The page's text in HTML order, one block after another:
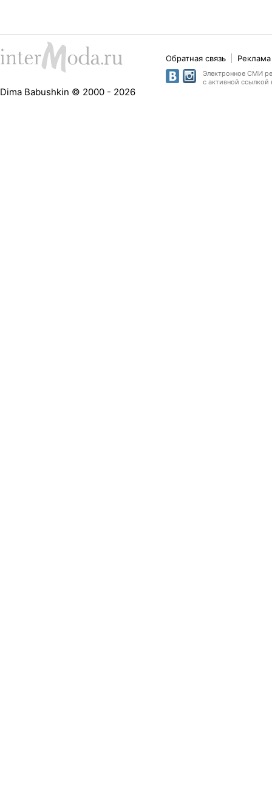
Dima Babushkin © 2000 - 2026
Обратная связь
Электронное СМИ
с активной ссылкой